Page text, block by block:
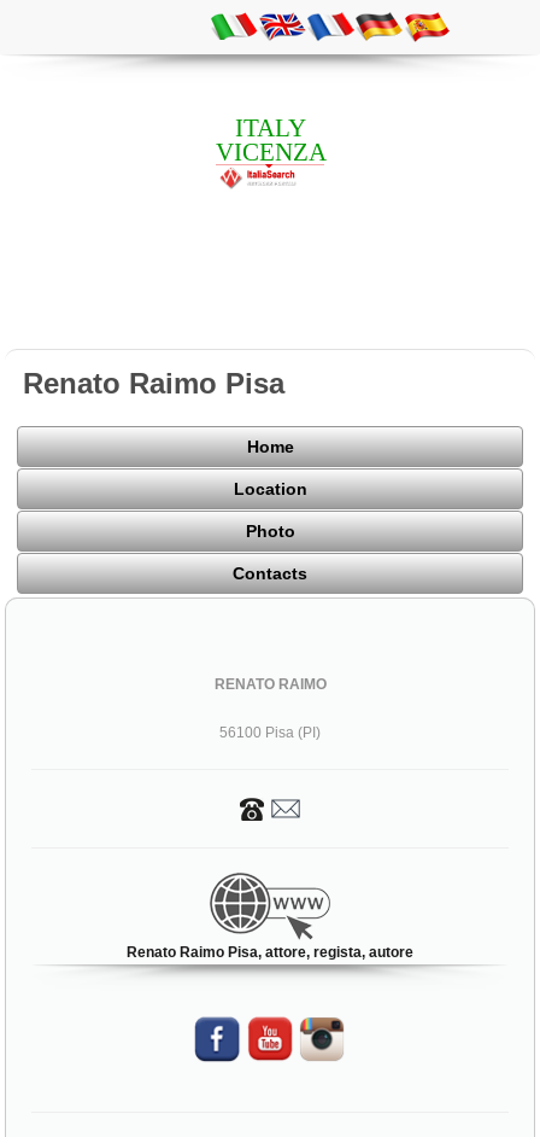
ITALY
VICENZA
Renato Raimo Pisa
Home
Location
Photo
Contacts
RENATO RAIMO
56100 Pisa (PI)
Renato Raimo Pisa, attore, regista, autore